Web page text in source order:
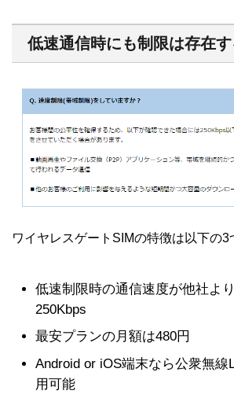
低速通信時にも制限は存在す
ワイヤレスゲートSIMの特徴は以下の3
低速制限時の通信速度が他社よ
250Kbps
最安プランの月額は480円
Android or iOS端末なら公衆無線
用可能